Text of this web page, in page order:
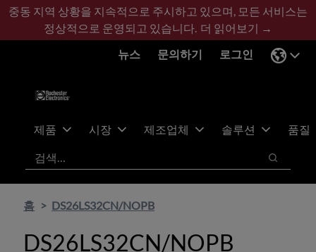
기
콘
바
글
중동 지역 상황을 지속적으로 주시하고 있으며, 모든 서비스는
정상적으로 운영되고 있습니다. 더 읽어보기 →
뉴스
문의하기 로그인
제품 시장 제조업체 솔루션
품질
검색
검색
홈 DS26LS32CN/NOPB
DS26LS32CN/NOPB